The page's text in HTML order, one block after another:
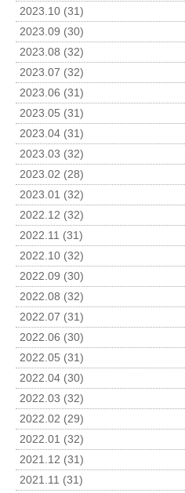
2023.10 (31)
2023.09 (30)
2023.08 (32)
2023.07 (32)
2023.06 (31)
2023.05 (31)
2023.04 (31)
2023.03 (32)
2023.02 (28)
2023.01 (32)
2022.12 (32)
2022.11 (31)
2022.10 (32)
2022.09 (30)
2022.08 (32)
2022.07 (31)
2022.06 (30)
2022.05 (31)
2022.04 (30)
2022.03 (32)
2022.02 (29)
2022.01 (32)
2021.12 (31)
2021.11 (31)